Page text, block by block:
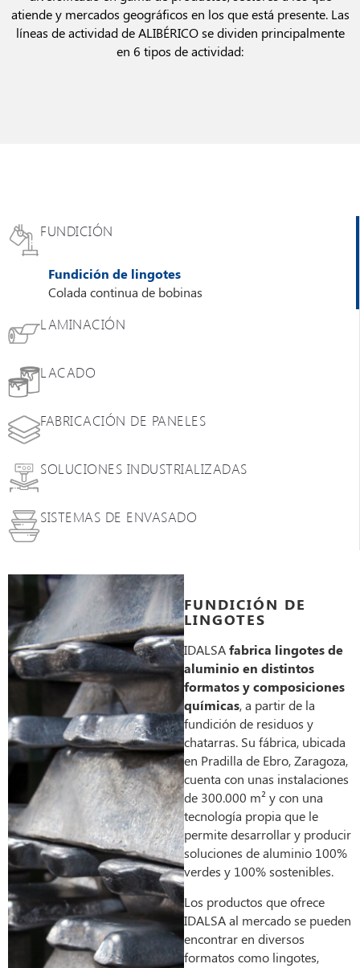
atiende y mercados geográficos en los que está presente. Las
líneas de actividad de ALIBÉRICO se dividen principalmente
en 6 tipos de actividad:
FUNDICIÓN
Fundición de lingotes
Colada continua de bobinas
LAMINACIÓN
LACADO
FABRICACIÓN DE PANELES
SOLUCIONES INDUSTRIALIZADAS
SISTEMAS DE ENVASADO
FUNDICIÓN DE
LINGOTES
IDALSAfabrica lingotes de
aluminio en distintos
formatos y composiciones
químicas, a partir de la
fundición de residuos y
chatarras. Su fábrica, ubicada
en Pradilla de Ebro, Zaragoza,
cuenta con unas instalaciones
de 300.000 m² y con una
tecnología propia que le
permite desarrollar y producir
soluciones de aluminio 100%
verdes y 100% sostenibles.
Los productos que ofrece
IDALSA al mercado se pueden
encontrar en diversos
formatos como lingotes,